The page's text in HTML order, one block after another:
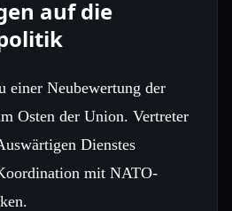
auf die
einer Neubewertung der
Osten der Union. Vertreter
Dienstes
mit NATO-